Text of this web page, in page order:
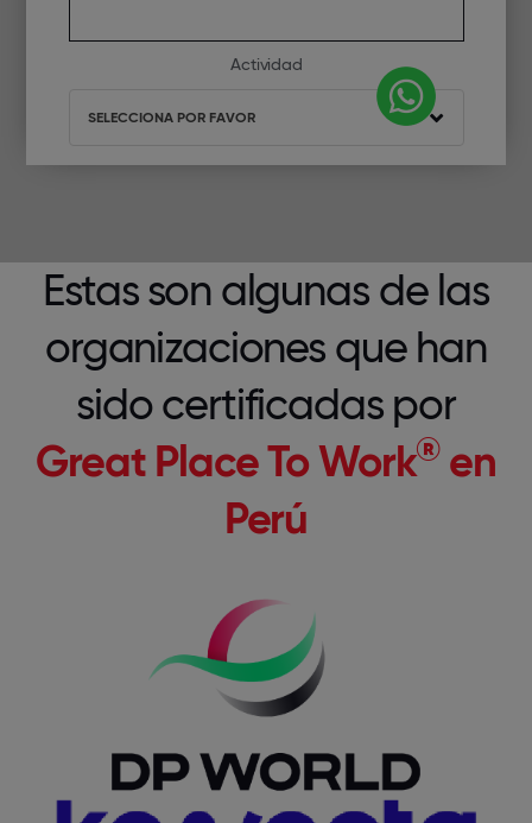
Estas son algunas de las
organizaciones que han
sido certificadas por
Great Place To Work®en
Perú